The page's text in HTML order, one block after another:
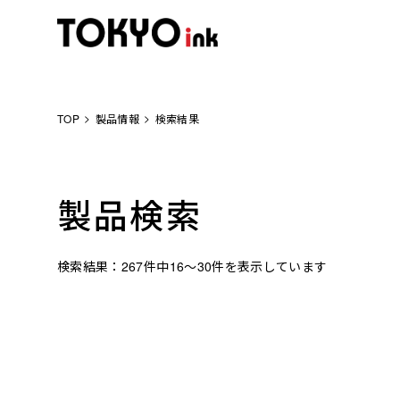
TOP 製品情報 検索結果
製品検索
検索結果： 267件中16～30件を表示しています